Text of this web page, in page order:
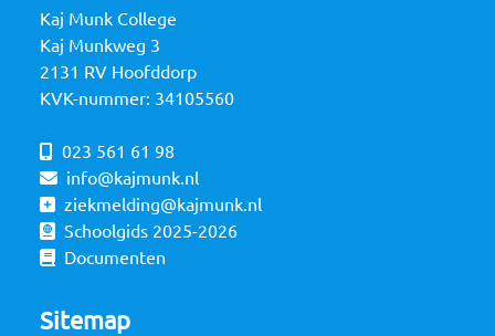
Kaj Munk College
Kaj Munkweg 3
2131 RV Hoofddorp
KVK-nummer: 34105560
023 561 61 98
info@kajmunk.nl
ziekmelding@kajmunk.nl
Schoolgids 2025-2026
Documenten
Sitemap